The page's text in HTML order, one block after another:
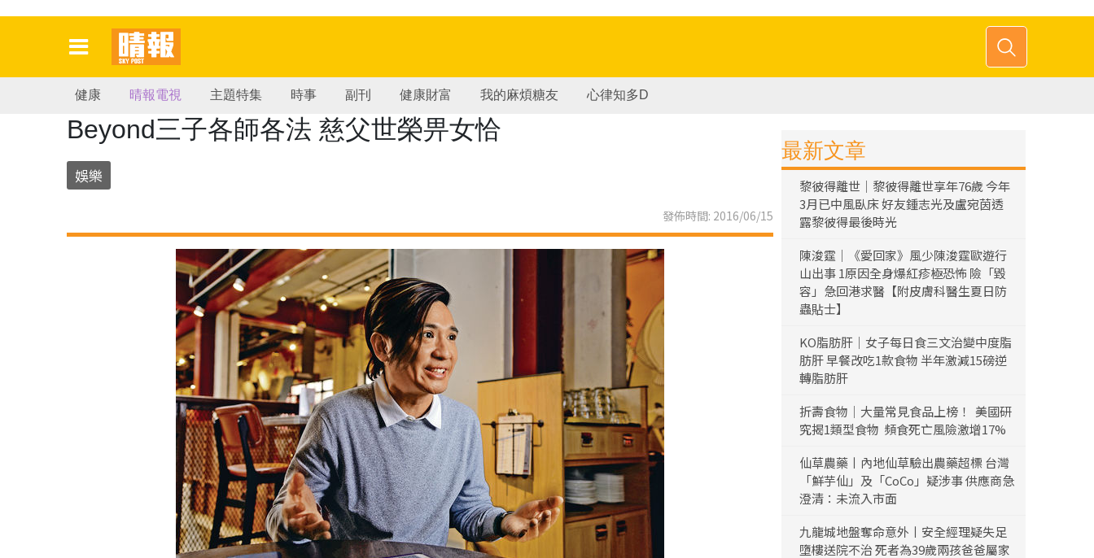
健康 晴報電視 主題特集 時事 副刊 健康財富 我的麻煩糖友 心律知多D
Beyond三子各師各法 慈父世榮畀女恰
娛樂
發佈時間: 2016/06/15
最新文章
黎彼得離世｜黎彼得離世享年76歲 今年
3月已中風臥床 好友鍾志光及盧宛茵透
露黎彼得最後時光
陳浚霆｜《愛回家》風少陳浚霆歐遊行
山出事 1原因全身爆紅疹極恐怖 險「毀
容」急回港求醫【附皮膚科醫生夏日防
蟲貼士】
KO脂肪肝｜女子每日食三文治變中度脂
肪肝 早餐改吃1款食物 半年激減15磅逆
轉脂肪肝
折壽食物｜大量常見食品上榜！ 美國研
究揭1類型食物 頻食死亡風險激增17%
仙草農藥丨內地仙草驗出農藥超標 台灣
「鮮芋仙」及「CoCo」疑涉事 供應商急
澄清：未流入市面
九龍城地盤奪命意外丨安全經理疑失足
墮樓送院不治 死者為39歲兩孩爸爸屬家